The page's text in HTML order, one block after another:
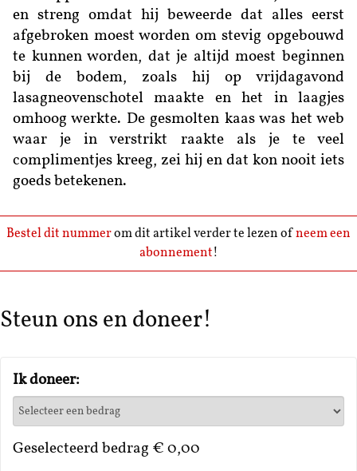
en streng omdat hij beweerde dat alles eerst
afgebroken moest worden om stevig opgebouwd
te kunnen worden, dat je altijd moest beginnen
bij de bodem, zoals hij op vrijdagavond
lasagneovenschotel maakte en het in laagjes
omhoog werkte. De gesmolten kaas was het web
waar je in verstrikt raakte als je te veel
complimentjes kreeg, zei hij en dat kon nooit iets
goeds betekenen.
Bestel dit nummerom dit artikel verder te lezen ofneem een
abonnement!
Steun ons en doneer!
Ik doneer:
Geselecteerd bedrag € 0,00